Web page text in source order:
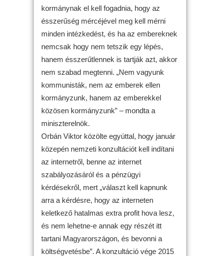
kormánynak el kell fogadnia, hogy az
ésszerűség mércéjével meg kell mérni
minden intézkedést, és ha az embereknek
nemcsak hogy nem tetszik egy lépés,
hanem ésszerűtlennek is tartják azt, akkor
nem szabad megtenni. „Nem vagyunk
kommunisták, nem az emberek ellen
kormányzunk, hanem az emberekkel
közösen kormányzunk” – mondta a
miniszterelnök.
Orbán Viktor közölte egyúttal, hogy január
közepén nemzeti konzultációt kell indítani
az internetről, benne az internet
szabályozásáról és a pénzügyi
kérdésekről, mert „választ kell kapnunk
arra a kérdésre, hogy az interneten
keletkező hatalmas extra profit hova lesz,
és nem lehetne-e annak egy részét itt
tartani Magyarországon, és bevonni a
költségvetésbe”. A konzultáció vége 2015